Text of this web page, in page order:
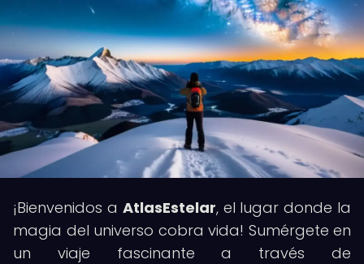
¡Bienvenidos a AtlasEstelar, el lugar donde la
magia del universo cobra vida! Sumérgete en
un viaje fascinante a través de